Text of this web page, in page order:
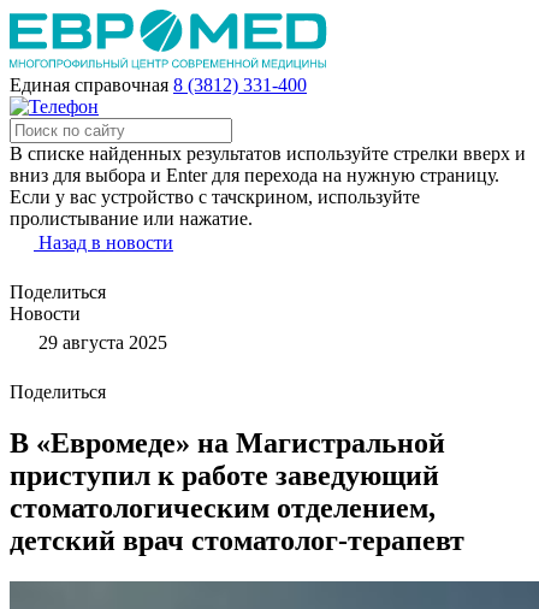
Единая справочная 8 (3812) 331-400
В списке найденных результатов используйте стрелки вверх и
вниз для выбора и Enter для перехода на нужную страницу.
Если у вас устройство с тачскрином, используйте
пролистывание или нажатие.
Назад в новости
Поделиться
Новости
29 августа 2025
Поделиться
В «Евромеде» на Магистральной
приступил к работе заведующий
стоматологическим отделением,
детский врач стоматолог-терапевт